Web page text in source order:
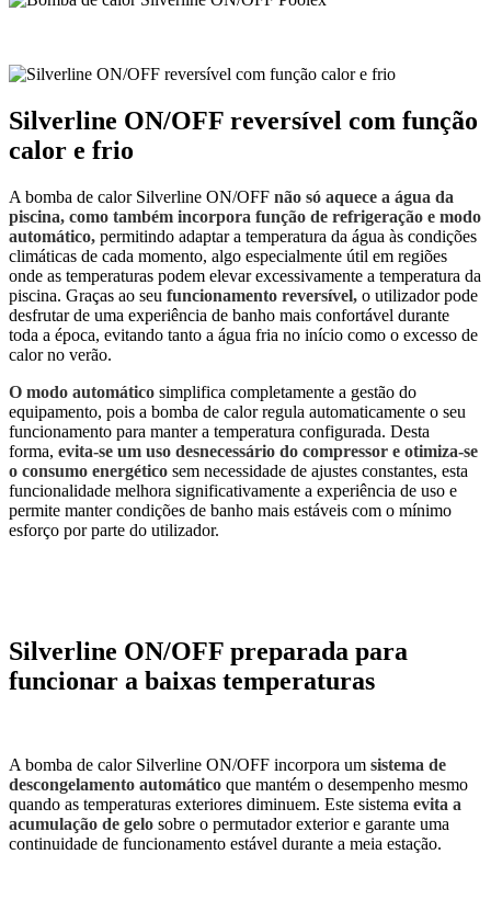
Silverline ON/OFF reversível com função
calor e frio
A bomba de calor Silverline ON/OFF não só aquece a água da
piscina, como também incorpora função de refrigeração e modo
automático, permitindo adaptar a temperatura da água às condições
climáticas de cada momento, algo especialmente útil em regiões
onde as temperaturas podem elevar excessivamente a temperatura da
piscina. Graças ao seu funcionamento reversível, o utilizador pode
desfrutar de uma experiência de banho mais confortável durante
toda a época, evitando tanto a água fria no início como o excesso de
calor no verão.
O modo automático simplifica completamente a gestão do
equipamento, pois a bomba de calor regula automaticamente o seu
funcionamento para manter a temperatura configurada. Desta
forma, evita-se um uso desnecessário do compressor e otimiza-se
o consumo energético sem necessidade de ajustes constantes, esta
funcionalidade melhora significativamente a experiência de uso e
permite manter condições de banho mais estáveis com o mínimo
esforço por parte do utilizador.
Silverline ON/OFF preparada para
funcionar a baixas temperaturas
A bomba de calor Silverline ON/OFF incorpora um sistema de
descongelamento automático que mantém o desempenho mesmo
quando as temperaturas exteriores diminuem. Este sistema evita a
acumulação de gelo sobre o permutador exterior e garante uma
continuidade de funcionamento estável durante a meia estação.